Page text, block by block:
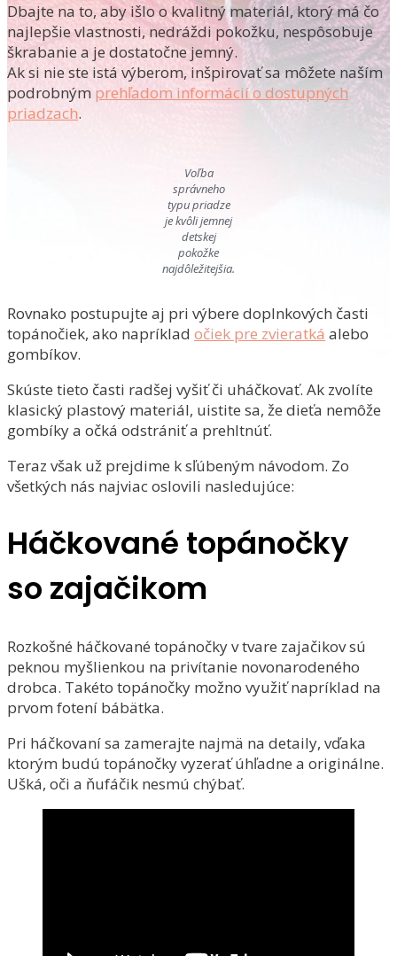
Dbajte na to, aby išlo o kvalitný materiál, ktorý má čo
najlepšie vlastnosti, nedráždi pokožku, nespôsobuje
škrabanie a je dostatočne jemný.
Ak si nie ste istá výberom, inšpirovať sa môžete naším
podrobným prehľadom informácií o dostupných
priadzach.
Voľba
správneho
typu priadze
je kvôli jemnej
detskej
pokožke
najdôležitejšia.
Rovnako postupujte aj pri výbere doplnkových časti
topánočiek, ako napríklad očiek pre zvieratká alebo
gombíkov.
Skúste tieto časti radšej vyšiť či uháčkovať. Ak zvolíte
klasický plastový materiál, uistite sa, že dieťa nemôže
gombíky a očká odstrániť a prehltnúť.
Teraz však už prejdime k sľúbeným návodom. Zo
všetkých nás najviac oslovili nasledujúce:
Háčkované topánočky
so zajačikom
Rozkošné háčkované topánočky v tvare zajačikov sú
peknou myšlienkou na privítanie novonarodeného
drobca. Takéto topánočky možno využiť napríklad na
prvom fotení bábätka.
Pri háčkovaní sa zamerajte najmä na detaily, vďaka
ktorým budú topánočky vyzerať úhľadne a originálne.
Ušká, oči a ňufáčik nesmú chýbať.